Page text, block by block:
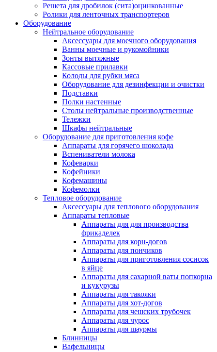
Решета для дробилок (сита)оцинкованные
Ролики для ленточных транспортеров
Оборудование
Нейтральное оборудование
Аксессуары для моечного оборудования
Ванны моечные и рукомойники
Зонты вытяжные
Кассовые прилавки
Колоды для рубки мяса
Оборудование для дезинфекции и очистки
Подставки
Полки настенные
Столы нейтральные производственные
Тележки
Шкафы нейтральные
Оборудование для приготовления кофе
Аппараты для горячего шоколада
Вспениватели молока
Кофеварки
Кофейники
Кофемашины
Кофемолки
Тепловое оборудование
Аксессуары для теплового оборудования
Аппараты тепловые
Аппараты для для производства
фрикаделек
Аппараты для корн-догов
Аппараты для пончиков
Аппараты для приготовления сосисок
в яйце
Аппараты для сахарной ваты попкорна
и кукурузы
Аппараты для такояки
Аппараты для хот-догов
Аппараты для чешских трубочек
Аппараты для чурос
Аппараты для шаурмы
Блинницы
Вафельницы